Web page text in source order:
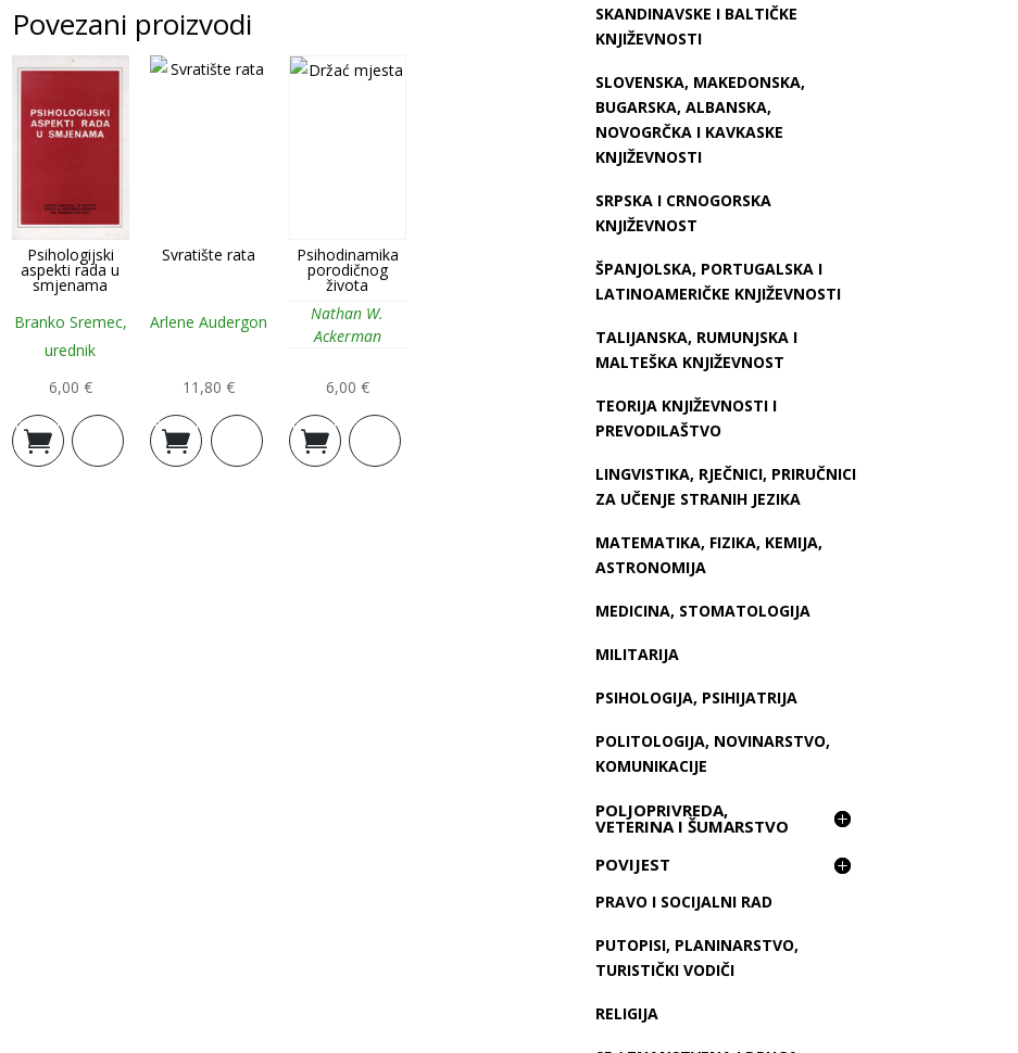
Povezani proizvodi
Psihologijski
aspekti rada u
smjenama
Branko Sremec,
urednik
6,00 €
Dodaj u
košaricu
Svratište rata
Arlene Audergon
11,80€
Dodaj u
košaricu
Psihodinamika
porodičnog
života
Nathan W.
Ackerman
6,00 €
Dodaj u
košaricu
SKANDINAVSKE I BALTIČKE
KNJIŽEVNOSTI
SLOVENSKA, MAKEDONSKA,
BUGARSKA, ALBANSKA,
NOVOGRČKA I KAVKASKE
KNJIŽEVNOSTI
SRPSKA I CRNOGORSKA
KNJIŽEVNOST
ŠPANJOLSKA, PORTUGALSKA I
LATINOAMERIČKE KNJIŽEVNOSTI
TALIJANSKA, RUMUNJSKA I
MALTEŠKA KNJIŽEVNOST
TEORIJA KNJIŽEVNOSTI I
PREVODILAŠTVO
LINGVISTIKA, RJEČNICI, PRIRUČNICI
ZA UČENJE STRANIH JEZIKA
MATEMATIKA, FIZIKA, KEMIJA,
ASTRONOMIJA
MEDICINA, STOMATOLOGIJA
MILITARIJA
PSIHOLOGIJA, PSIHIJATRIJA
POLITOLOGIJA, NOVINARSTVO,
KOMUNIKACIJE
POLJOPRIVREDA,
VETERINA I ŠUMARSTVO
POVIJEST
PRAVO I SOCIJALNI RAD
PUTOPISI, PLANINARSTVO,
TURISTIČKI VODIČI
RELIGIJA